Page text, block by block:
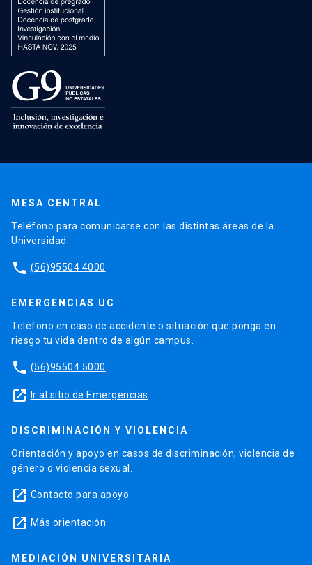
MESA CENTRAL
Teléfono para comunicarse con las distintas áreas de la
Universidad.
phone (56)95504 4000
EMERGENCIAS UC
Teléfono en caso de accidente o situación que ponga en
riesgo tu vida dentro de algún campus.
phone (56)95504 5000
launch Ir al sitio de Emergencias
DISCRIMINACIÓN Y VIOLENCIA
Orientación y apoyo en casos de discriminación, violencia de
género o violencia sexual.
launch Contacto para apoyo
launch Más orientación
MEDIACIÓN UNIVERSITARIA